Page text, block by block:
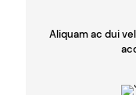
Aliquam ac dui